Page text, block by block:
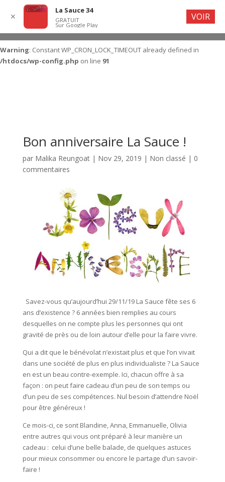
Warning : Constant WP_CRON_LOCK_TIMEOUT already defined in
/htdocs/wp-config.php on line 91
Bon anniversaire La Sauce !
par Malika Reungoat| Nov 29, 2019 | Non classé | 0
commentaires
Savez-vous qu’aujourd’hui 29/11/19 La Sauce fête ses 6
ans d’existence ? 6 années bien remplies au cours
desquelles on ne compte plus les personnes qui ont
gravité de près ou de loin autour d’elle pour la faire vivre.
Qui a dit que le bénévolat n’existait plus et que l’on vivait
dans une société de plus en plus individualiste ? La Sauce
en est un beau contre-exemple. Ici, chacun offre à sa
façon : on peut faire cadeau d’un peu de son temps ou
d’un peu de ses compétences. Nul besoin d’attendre Noël
pour être généreux !
Ce mois-ci, ce sont Blandine, Anna, Emmanuelle, Olivia
entre autres qui vous ont préparé à leur manière un
cadeau : celui d’une belle balade, de quelques astuces
pour mieux consommer ou encore le partage d’un savoir-
faire !
✕
La Sauce 34
GRATUIT
Sur Google Play
VOIR